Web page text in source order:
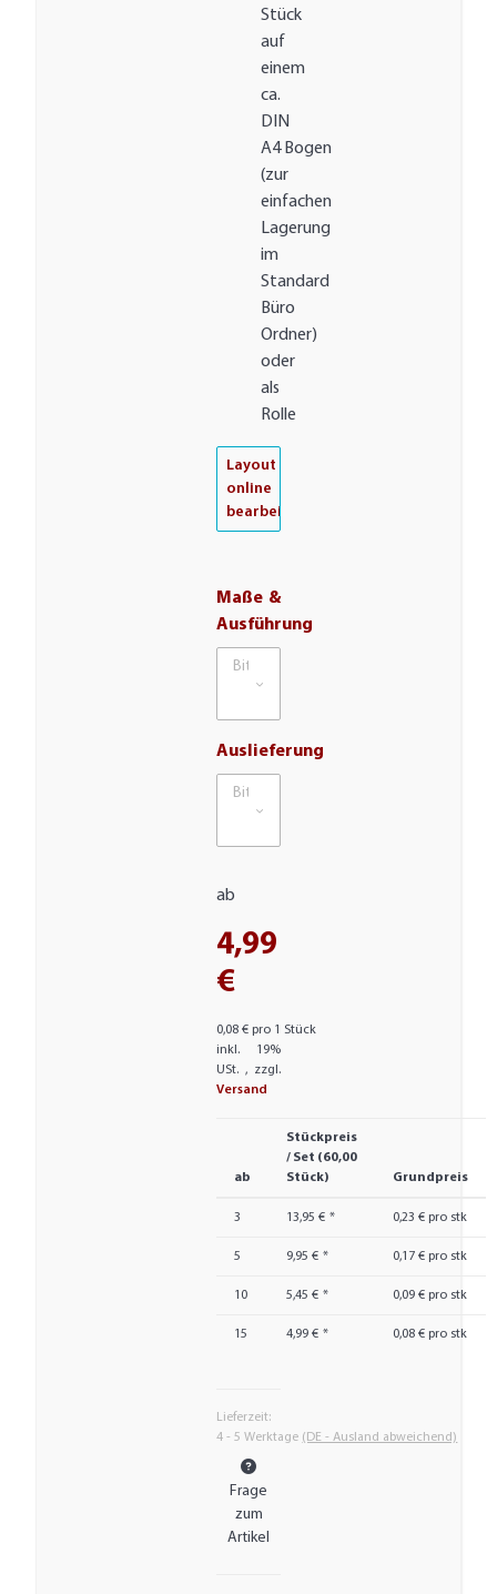
Stück
auf
einem
ca.
DIN
A4 Bogen
(zur
einfachen
Lagerung
im
Standard
Büro
Ordner)
oder
als
Rolle
Layout
online
bearbeiten
Maße &
Ausführung
Bitte wählen Sie eine Variation.
Auslieferung
Bitte wählen Sie eine Variation.
ab
4,99
€
0,08 € pro 1 Stück
inkl. 19%
USt. , zzgl.
Versand
ab
Stückpreis
/ Set (60,00
Stück)
Grundpreis
3 13,95 € * 0,23 € pro stk
5 9,95 € * 0,17 € pro stk
10 5,45 € * 0,09 € pro stk
15 4,99 € * 0,08 € pro stk
Lieferzeit:
4 - 5 Werktage (DE - Ausland abweichend)
Frage
zum
Artikel